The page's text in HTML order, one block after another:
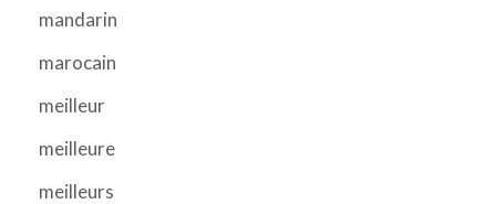
mandarin
marocain
meilleur
meilleure
meilleurs